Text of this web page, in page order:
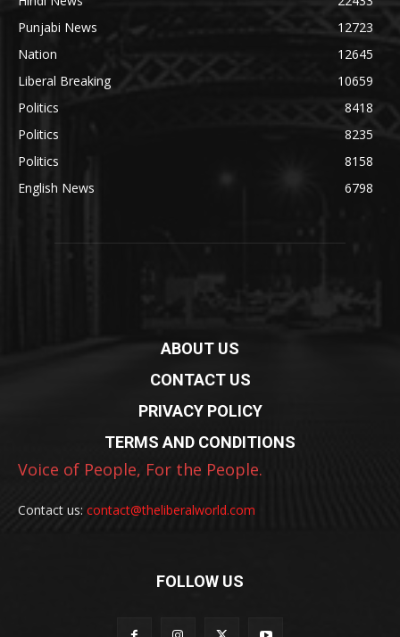
Punjabi News
12723
Nation
12645
Liberal Breaking
10659
Politics
8418
Politics
8235
Politics
8158
English News
6798
ABOUT US
CONTACT US
PRIVACY POLICY
TERMS AND CONDITIONS
Voice of People, For the People.
Contact us: contact@theliberalworld.com
FOLLOW US